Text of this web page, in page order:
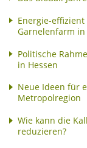
Energie-
Garnelenfarm in
Politische
in Hessen
Neue Ideen für
Metropolregion
Wie kann die
reduzieren?